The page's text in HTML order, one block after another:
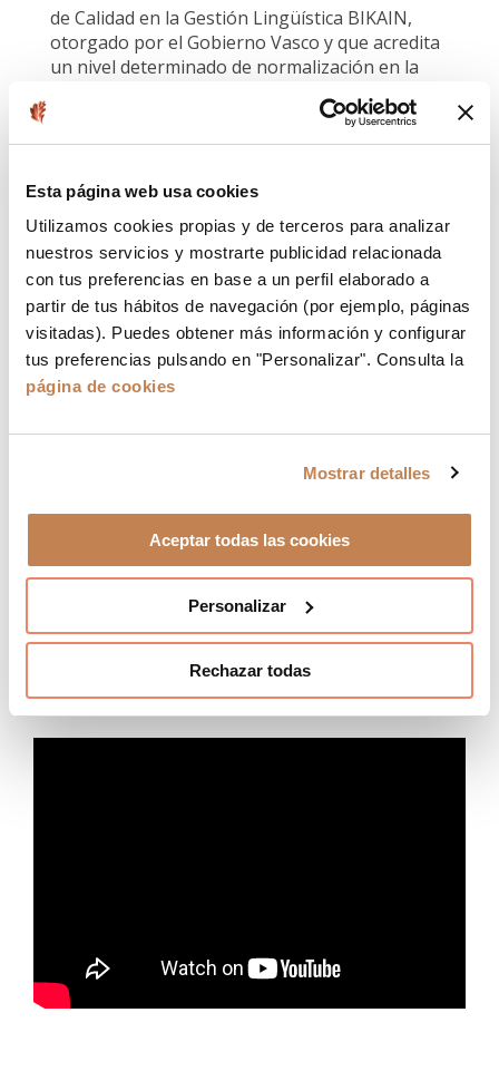
Esta página web usa cookies
Utilizamos cookies propias y de terceros para analizar
nuestros servicios y mostrarte publicidad relacionada
con tus preferencias en base a un perfil elaborado a
partir de tus hábitos de navegación (por ejemplo, páginas
visitadas). Puedes obtener más información y configurar
tus preferencias pulsando en "Personalizar". Consulta la
página de cookies
Mostrar detalles
Aceptar todas las cookies
Personalizar
Rechazar todas
de Calidad en la Gestión Lingüística BIKAIN,
otorgado por el Gobierno Vasco y que acredita
un nivel determinado de normalización en la
INFORME ANUAL 2018
MEETINGS&EVENTS 2018